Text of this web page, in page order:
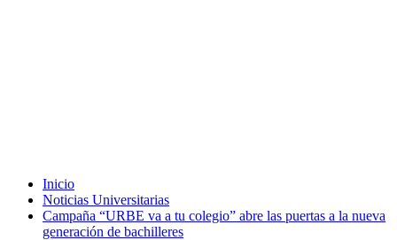
Inicio
Noticias Universitarias
Campaña “URBE va a tu colegio” abre las puertas a la nueva
generación de bachilleres